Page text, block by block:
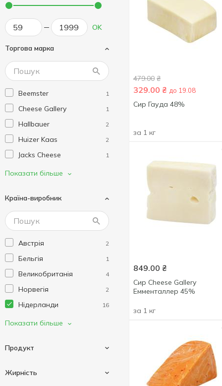
OK
Торгова марка
Beemster 1
Cheese Gallery 1
Hallbauer 2
Huizer Kaas 2
Jacks Cheese 1
Landana
Novus 1
Pittoresque 3
Veenland
Zijerveld 1
Показати більше
Країна-виробник
Австрія 2
Бельгія 1
Великобританія 4
Норвегія 2
Нідерланди 16
Німеччина
Україна 51
Показати більше
Продукт
Жирність
479.00 ₴
329.00 ₴ до 19.08
Сир Гауда 48%
за 1 кг
849.00 ₴
Сир Cheese Gallery
Емменталлер 45%
за 1 кг